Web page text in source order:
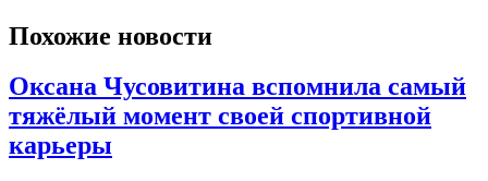
Похожие новости
Оксана Чусовитина вспомнила самый
тяжёлый момент своей спортивной
карьеры